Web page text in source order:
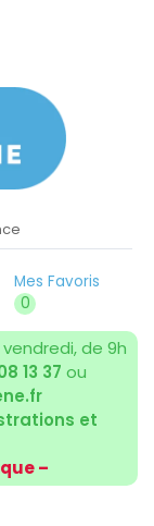
Mes Favoris
0
de 9h
13 37 ou
et
–